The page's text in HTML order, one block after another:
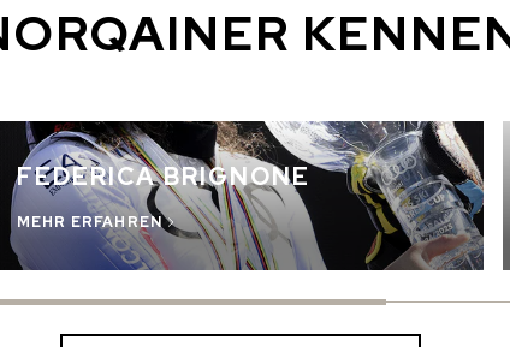
FEDERICA BRIGNONE
MEHR ERFAHREN